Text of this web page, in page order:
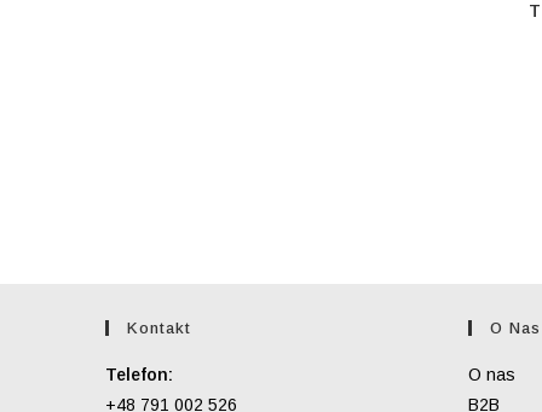
Kontakt
Telefon:
+48 791 002 526
O Nas
O nas
B2B